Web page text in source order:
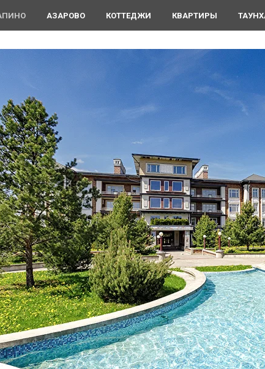
АЗАРОВО КОТТЕДЖИ КВАРТИРЫ